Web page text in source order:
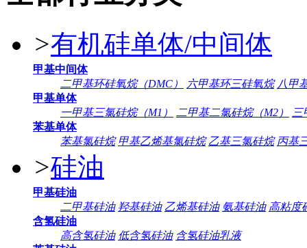
>有机硅单体/中间体
甲基中间体
二甲基环硅氧烷（DMC）
六甲基环三硅氧烷 八甲
甲基单体
一甲基三氯硅烷（M1）
二甲基二氯硅烷（M2）
三
苯基单体
苯基氯硅烷 甲基乙烯基氯硅烷 乙基三氯硅烷 丙基
>硅油
甲基硅油
二甲基硅油 羟基硅油 乙烯基硅油 氨基硅油 高粘度
含氢硅油
高含氢硅油 低含氢硅油 含氢硅油乳液